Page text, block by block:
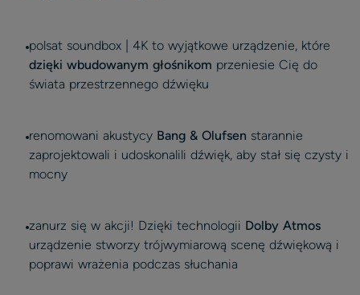
polsat soundbox | 4K to wyjątkowe urządzenie, które
dzięki wbudowanym głośnikom przeniesie Cię do
świata przestrzennego dźwięku
renomowani akustycy Bang & Olufsen starannie
zaprojektowali i udoskonalili dźwięk, aby stał się czysty i
mocny
zanurz się w akcji! Dzięki technologii Dolby Atmos
urządzenie stworzy trójwymiarową scenę dźwiękową i
poprawi wrażenia podczas słuchania